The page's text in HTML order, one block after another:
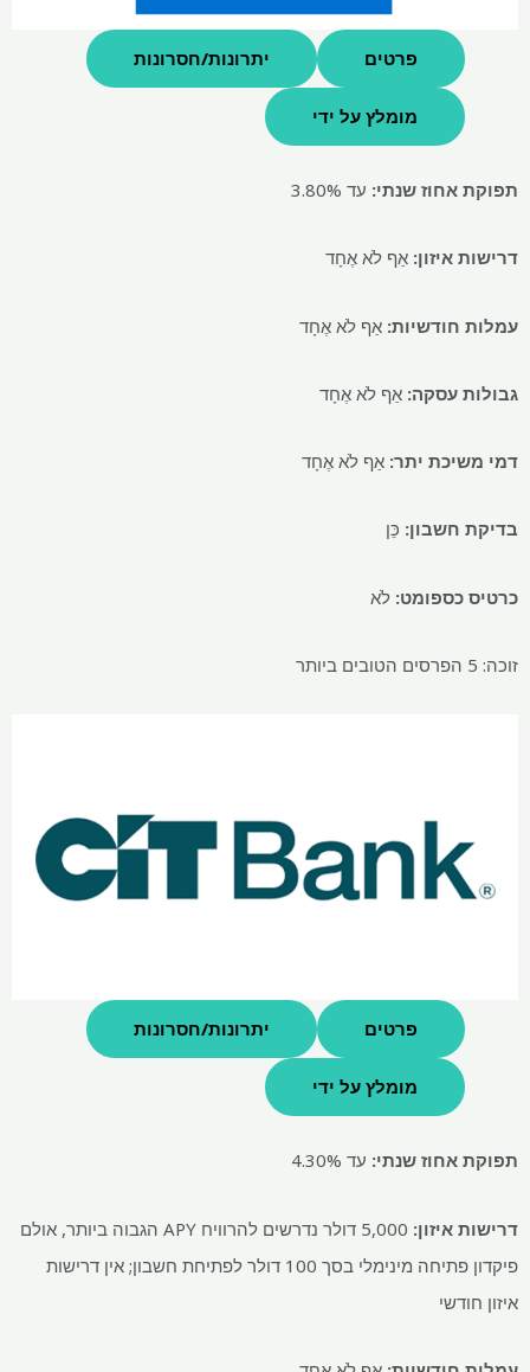
פרטים יתרונות/חסרונות
מומלץ על ידי
תפוקת אחוז שנתי: עד 3.80%
דרישות איזון: אַף לֹא אֶחָד
עמלות חודשיות: אַף לֹא אֶחָד
גבולות עסקה: אַף לֹא אֶחָד
דמי משיכת יתר: אַף לֹא אֶחָד
בדיקת חשבון: כֵּן
כרטיס כספומט: לֹא
זוכה: 5 הפרסים הטובים ביותר
פרטים יתרונות/חסרונות
מומלץ על ידי
תפוקת אחוז שנתי: עד 4.30%
דרישות איזון:
5,000 דולר נדרשים להרוויח APY הגבוה ביותר, אולם
פיקדון פתיחה מינימלי בסך 100 דולר לפתיחת חשבון; אין דרישות
איזון חודשי